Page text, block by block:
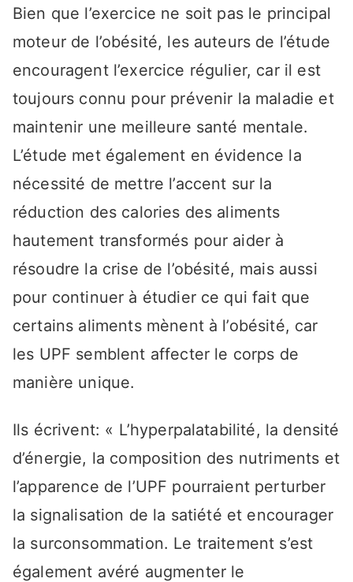
Bien que l’exercice ne soit pas le principal
moteur de l’obésité, les auteurs de l’étude
encouragent l’exercice régulier, car il est
toujours connu pour prévenir la maladie et
maintenir une meilleure santé mentale.
L’étude met également en évidence la
nécessité de mettre l’accent sur la
réduction des calories des aliments
hautement transformés pour aider à
résoudre la crise de l’obésité, mais aussi
pour continuer à étudier ce qui fait que
certains aliments mènent à l’obésité, car
les UPF semblent affecter le corps de
manière unique.
Ils écrivent: « L’hyperpalatabilité, la densité
d’énergie, la composition des nutriments et
l’apparence de l’UPF pourraient perturber
la signalisation de la satiété et encourager
la surconsommation. Le traitement s’est
également avéré augmenter le